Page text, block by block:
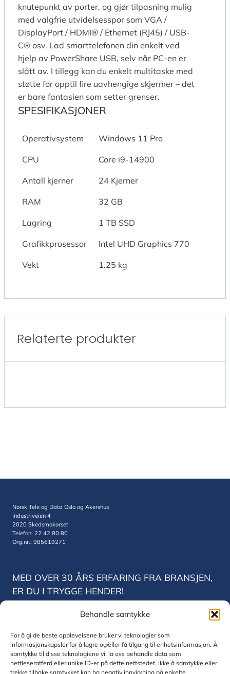
Behandle samtykke
For å gi de beste opplevelsene bruker vi teknologier som
informasjonskapsler for å lagre og/eller få tilgang til enhetsinformasjon. Å
samtykke til disse teknologiene vil la oss behandle data som
nettleseratferd eller unike ID-er på dette nettstedet. Ikke å samtykke eller
trekke tilbake samtykket kan ha negativ innvirkning på enkelte
knutepunkt av porter, og gjør tilpasning mulig
med valgfrie utvidelsesspor som VGA /
DisplayPort / HDMI® / Ethernet (RJ45) / USB-
C® osv. Lad smarttelefonen din enkelt ved
hjelp av PowerShare USB, selv når PC-en er
slått av. I tillegg kan du enkelt multitaske med
støtte for opptil fire uavhengige skjermer – det
er bare fantasien som setter grenser.
SPESIFIKASJONER
Operativsystem Windows 11 Pro
CPU Core i9-14900
Antall kjerner 24 Kjerner
RAM 32 GB
Lagring 1 TB SSD
Grafikkprosessor Intel UHD Graphics 770
Vekt 1.25 kg
Relaterte produkter
Norsk Tele og Data Oslo og Akershus
Industriveien 4
2020 Skedsmokorset
Telefon: 22 42 80 80
Org.nr.: 985619271
MED OVER 30 ÅRS ERFARING FRA BRANSJEN,
ER DU I TRYGGE HENDER!
Norsk Tele og Data Trondheim
7075 Trondheim
Telefon: 22 42 80 80
Org.nr.: 830771832